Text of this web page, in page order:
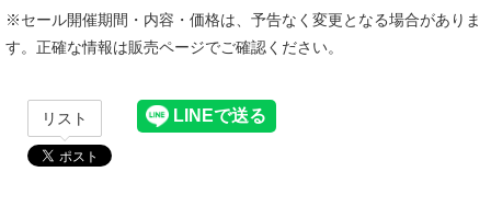
※セール開催期間・内容・価格は、予告なく変更となる場合がありま
す。正確な情報は販売ページでご確認ください。
リスト